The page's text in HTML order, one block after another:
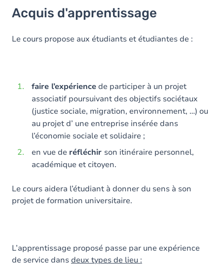
Objectifs
Contenu
Acquis d'apprentissage
Le cours propose aux étudiants et étudiantes de :
faire l’expériencede participer à un projet
associatif poursuivant des objectifs sociétaux
(justice sociale, migration, environnement, …) ou
au projet d’ une entreprise insérée dans
l’économie sociale et solidaire ;
en vue de réfléchir son itinéraire personnel,
académique et citoyen.
Le cours aidera l’étudiant à donner du sens à son
projet de formation universitaire.
L’apprentissage proposé passe par une expérience
de service dansdeux types de lieu :